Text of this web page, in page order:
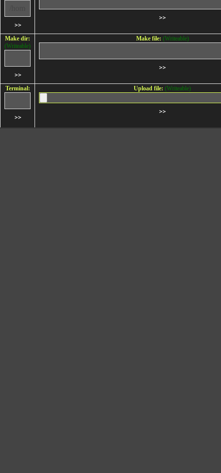
Make dir:
(Writeable)
Make file: (Writeable)
Terminal: Upload file: (Writeable)